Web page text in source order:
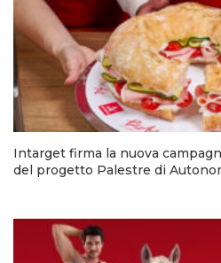
Intarget firma la nuova
del progetto Palestre di